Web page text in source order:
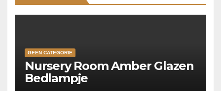
GEEN CATEGORIE
Nursery Room Amber Glazen
Bedlampje